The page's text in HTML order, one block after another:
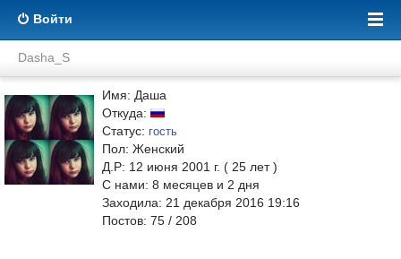
Войти
Dasha_S
Имя: Даша
Откуда:
Статус: гость
Пол: Женский
Д.Р: 12 июня 2001 г. ( 25 лет )
С нами: 8 месяцев и 2 дня
Заходила: 21 декабря 2016 19:16
Постов: 75 / 208